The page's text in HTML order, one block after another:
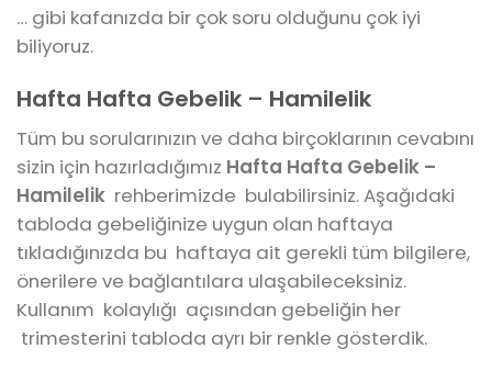
… gibi kafanızda bir çok soru olduğunu çok iyi
biliyoruz.
Hafta Hafta Gebelik – Hamilelik
Tüm bu sorularınızın ve daha birçoklarının cevabını
sizin için hazırladığımız Hafta Hafta Gebelik –
Hamilelik rehberimizde bulabilirsiniz. Aşağıdaki
tabloda gebeliğinize uygun olan haftaya
tıkladığınızda bu haftaya ait gerekli tüm bilgilere,
önerilere ve bağlantılara ulaşabileceksiniz.
Kullanım kolaylığı açısından gebeliğin her
trimesterini tabloda ayrı bir renkle gösterdik.